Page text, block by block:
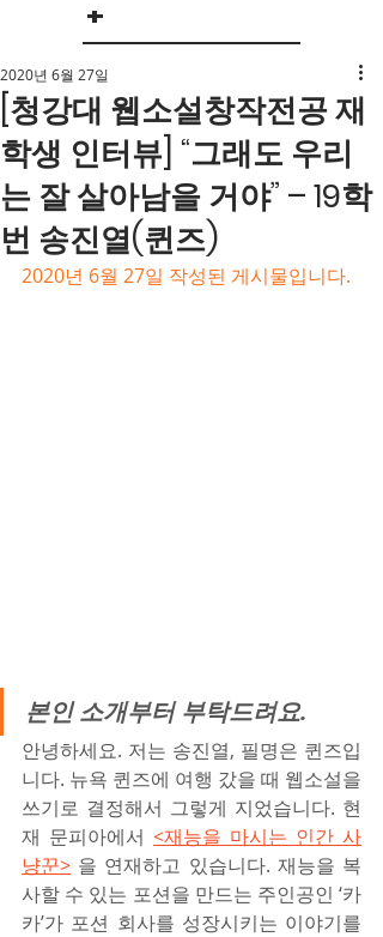
+
[청강대 웹소설창작전공 재
학생 인터뷰] “그래도 우리
는 잘 살아남을 거야” – 19학
번 송진열(퀸즈)
2020년 6월 27일
2020년 6월 27일 작성된 게시물입니다.
본인 소개부터 부탁드려요.
안녕하세요. 저는 송진열, 필명은 퀸즈입
니다. 뉴욕 퀸즈에 여행 갔을 때 웹소설을
쓰기로 결정해서 그렇게 지었습니다. 현
재 문피아에서 <재능을 마시는 인간 사
냥꾼> 을 연재하고 있습니다. 재능을 복
사할 수 있는 포션을 만드는 주인공인 ‘카
카’가 포션 회사를 성장시키는 이야기를